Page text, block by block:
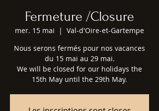
Fermeture /Closure
mer. 15 mai
  |
Val-d'Oire-et-Gartempe
Nous serons fermés pour nos vacances
du 15 mai au 29 mai.
We will be closed for our holidays the
15th May until the 29th May.